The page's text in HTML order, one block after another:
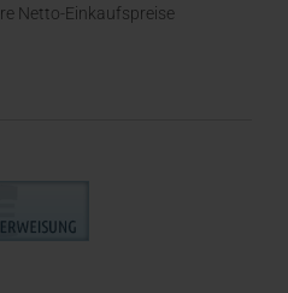
Netto-Einkaufspreise